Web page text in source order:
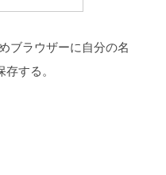
ブラウザーに自分の名
する。